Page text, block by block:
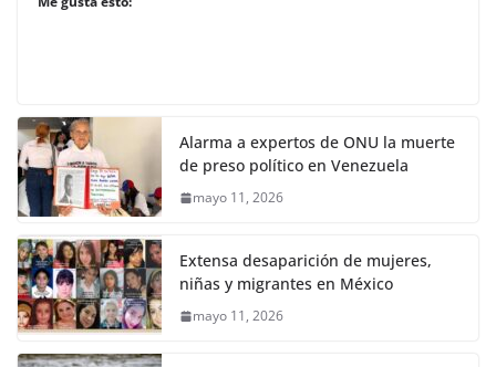
Alarma a expertos de ONU la muerte
de preso político en Venezuela
mayo 11, 2026
Extensa desaparición de mujeres,
niñas y migrantes en México
mayo 11, 2026